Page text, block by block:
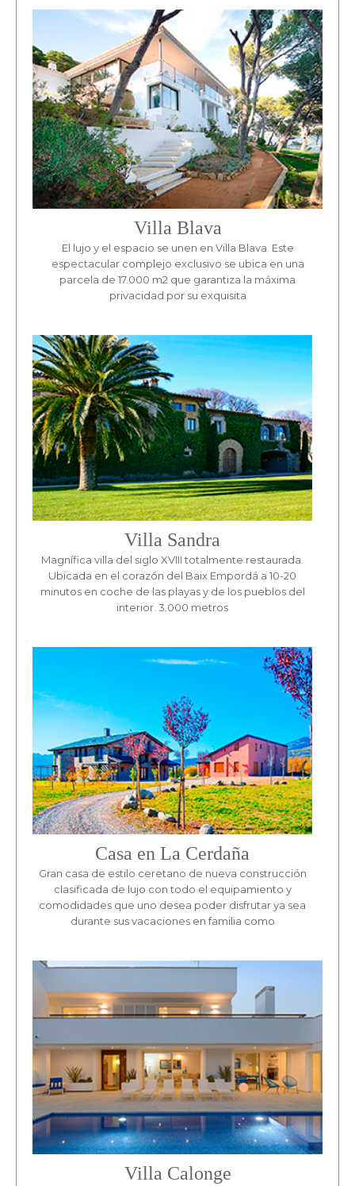
Villa Blava
El lujo y el espacio se unen en Villa Blava. Este
espectacular complejo exclusivo se ubica en una
parcela de 17.000 m2 que garantiza la máxima
privacidad por su exquisita
Villa Sandra
Magnífica villa del siglo XVIII totalmente restaurada.
Ubicada en el corazón del Baix Empordá a 10-20
minutos en coche de las playas y de los pueblos del
interior. 3.000 metros
Casa en La Cerdaña
Gran casa de estilo ceretano de nueva construcción
clasificada de lujo con todo el equipamiento y
comodidades que uno desea poder disfrutar ya sea
durante sus vacaciones en familia como
Villa Calonge